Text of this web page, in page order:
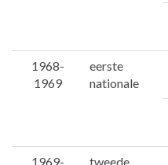
1968-
1969
eerste
nationale
1969- tweede